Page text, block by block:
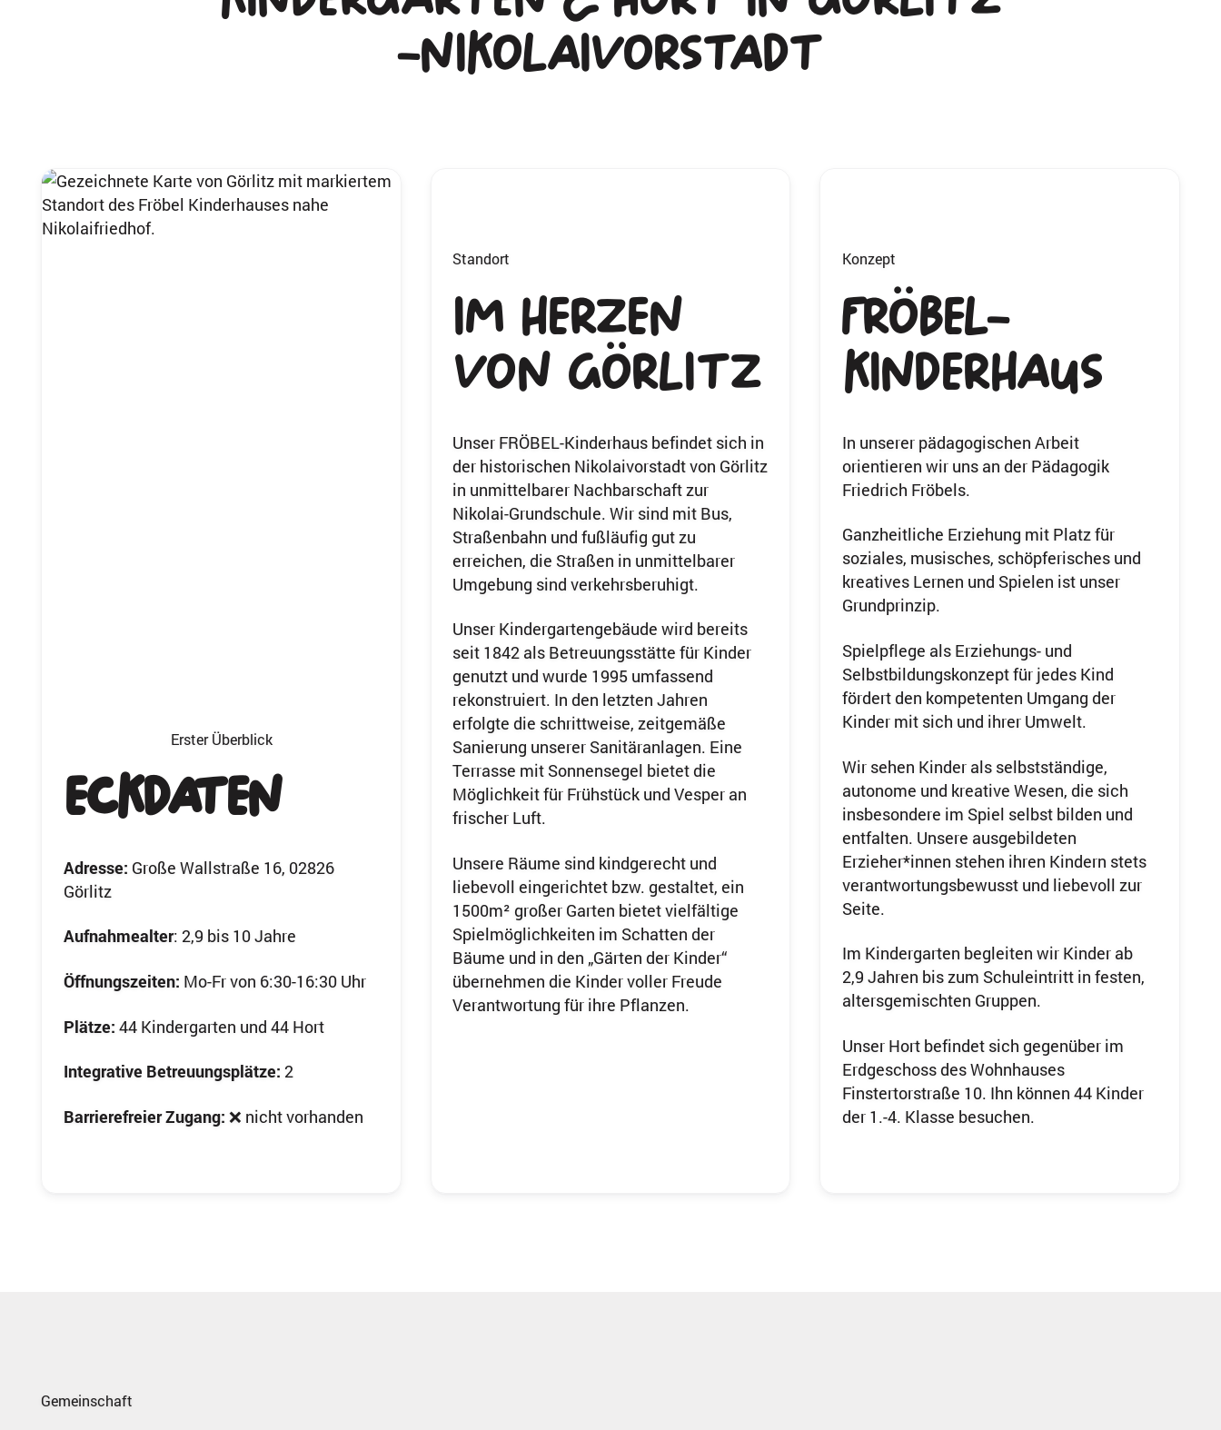
-Nikolaivorstadt
Erster Überblick
Eckdaten
Adresse: Große Wallstraße 16, 02826
Görlitz
Aufnahmealter: 2,9 bis 10 Jahre
Öffnungszeiten: Mo-Fr von 6:30-16:30 Uhr
Plätze: 44 Kindergarten und 44 Hort
Integrative Betreuungsplätze: 2
Barrierefreier Zugang: ❌ nicht vorhanden
Standort
Im Herzen
von Görlitz
Unser FRÖBEL-Kinderhaus befindet sich in
der historischen Nikolaivorstadt von Görlitz
in unmittelbarer Nachbarschaft zur
Nikolai-Grundschule. Wir sind mit Bus,
Straßenbahn und fußläufig gut zu
erreichen, die Straßen in unmittelbarer
Umgebung sind verkehrsberuhigt.
Unser Kindergartengebäude wird bereits
seit 1842 als Betreuungsstätte für Kinder
genutzt und wurde 1995 umfassend
rekonstruiert. In den letzten Jahren
erfolgte die schrittweise, zeitgemäße
Sanierung unserer Sanitäranlagen. Eine
Terrasse mit Sonnensegel bietet die
Möglichkeit für Frühstück und Vesper an
frischer Luft.
Unsere Räume sind kindgerecht und
liebevoll eingerichtet bzw. gestaltet, ein
1500m² großer Garten bietet vielfältige
Spielmöglichkeiten im Schatten der
Bäume und in den „Gärten der Kinder“
übernehmen die Kinder voller Freude
Verantwortung für ihre Pflanzen.
Konzept
FRÖBEL-
Kinderhaus
In unserer pädagogischen Arbeit
orientieren wir uns an der Pädagogik
Friedrich Fröbels.
Ganzheitliche Erziehung mit Platz für
soziales, musisches, schöpferisches und
kreatives Lernen und Spielen ist unser
Grundprinzip.
Spielpflege als Erziehungs- und
Selbstbildungskonzept für jedes Kind
fördert den kompetenten Umgang der
Kinder mit sich und ihrer Umwelt.
Wir sehen Kinder als selbstständige,
autonome und kreative Wesen, die sich
insbesondere im Spiel selbst bilden und
entfalten. Unsere ausgebildeten
Erzieher*innen stehen ihren Kindern stets
verantwortungsbewusst und liebevoll zur
Seite.
Im Kindergarten begleiten wir Kinder ab
2,9 Jahren bis zum Schuleintritt in festen,
altersgemischten Gruppen.
Unser Hort befindet sich gegenüber im
Erdgeschoss des Wohnhauses
Finstertorstraße 10. Ihn können 44 Kinder
der 1.-4. Klasse besuchen.
Gemeinschaft